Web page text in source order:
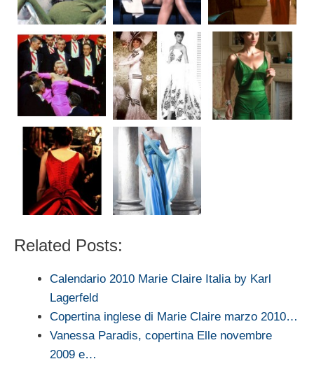
Related Posts:
Calendario 2010 Marie Claire Italia by Karl
Lagerfeld
Copertina inglese di Marie Claire marzo 2010…
Vanessa Paradis, copertina Elle novembre
2009 e…